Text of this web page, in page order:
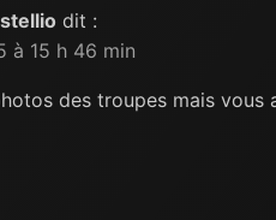
dit :
à 15 h 46 min
des troupes mais vous